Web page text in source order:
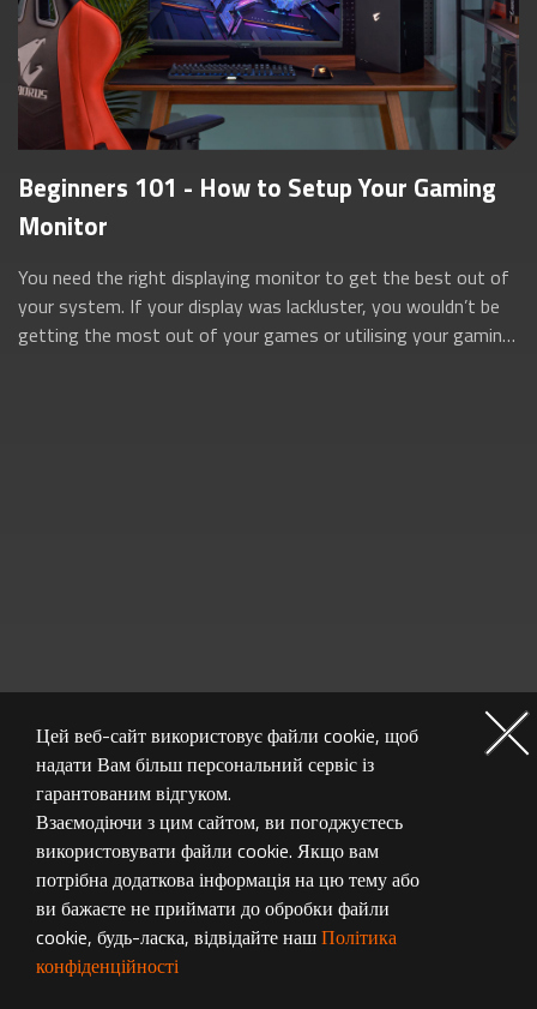
Beginners 101 - How to Setup Your Gaming
Monitor
You need the right displaying monitor to get the best out of
your system. If your display was lackluster, you wouldn’t be
getting the most out of your games or utilising your gaming
МОНІТОР ГАЛЕРЕЯ
Цей веб-сайт використовує файли cookie, щоб
надати Вам більш персональний сервіс із
гарантованим відгуком.
Взаємодіючи з цим сайтом, ви погоджуєтесь
використовувати файли cookie. Якщо вам
потрібна додаткова інформація на цю тему або
ви бажаєте не приймати до обробки файли
cookie, будь-ласка, відвідайте нашПолітика
конфіденційності